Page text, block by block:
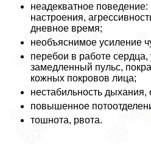
неадекватное
настроения,
дневное время;
необъяснимое усиление
перебои в работе
замедленный пульс,
кожных покровов лица;
нестабильность
повышенное
тошнота, рвота.